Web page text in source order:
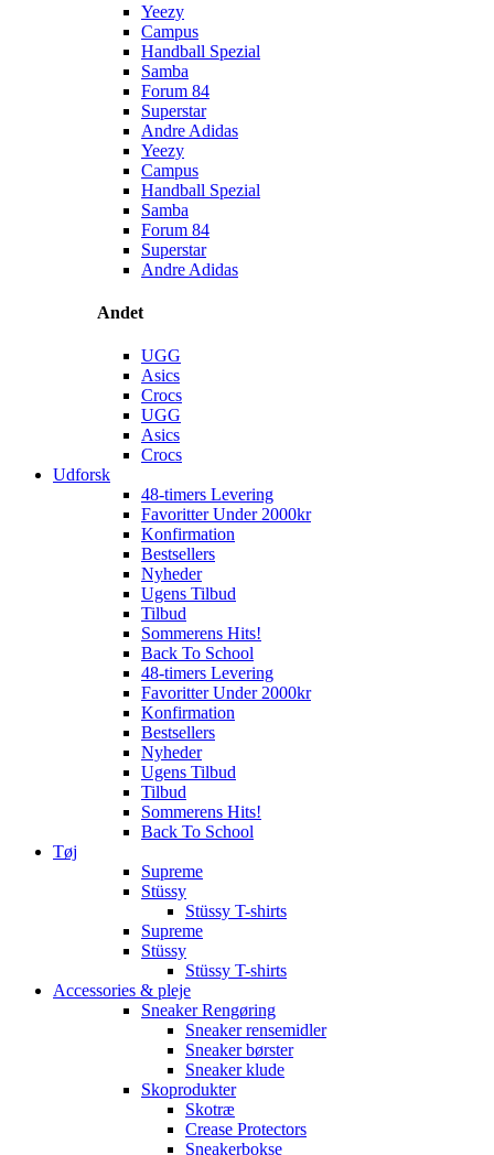
Yeezy
Campus
Handball Spezial
Samba
Forum 84
Superstar
Andre Adidas
Yeezy
Campus
Handball Spezial
Samba
Forum 84
Superstar
Andre Adidas
Andet
UGG
Asics
Crocs
UGG
Asics
Crocs
Udforsk
48-timers Levering
Favoritter Under 2000kr
Konfirmation
Bestsellers
Nyheder
Ugens Tilbud
Tilbud
Sommerens Hits!
Back To School
48-timers Levering
Favoritter Under 2000kr
Konfirmation
Bestsellers
Nyheder
Ugens Tilbud
Tilbud
Sommerens Hits!
Back To School
Tøj
Supreme
Stüssy
Stüssy T-shirts
Supreme
Stüssy
Stüssy T-shirts
Accessories & pleje
Sneaker Rengøring
Sneaker rensemidler
Sneaker børster
Sneaker klude
Skoprodukter
Skotræ
Crease Protectors
Sneakerbokse